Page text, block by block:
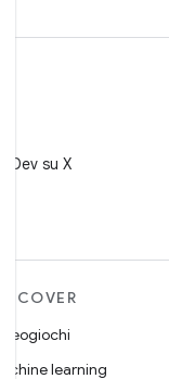
su X
learning